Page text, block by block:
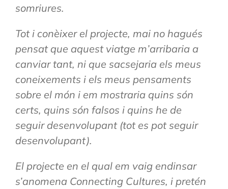
somriures.
Tot i conèixer el projecte, mai no hagués
pensat que aquest viatge m’arribaria a
canviar tant, ni que sacsejaria els meus
coneixements i els meus pensaments
sobre el món i em mostraria quins són
certs, quins són falsos i quins he de
seguir desenvolupant (tot es pot seguir
desenvolupant).
El projecte en el qual em vaig endinsar
s’anomena Connecting Cultures, i pretén